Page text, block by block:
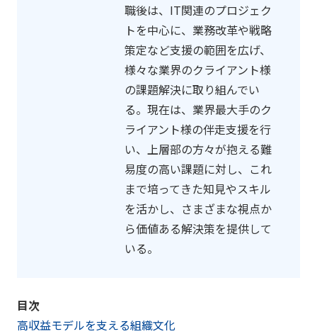
職後は、IT関連のプロジェク
トを中心に、業務改革や戦略
策定など支援の範囲を広げ、
様々な業界のクライアント様
の課題解決に取り組んでい
る。現在は、業界最大手のク
ライアント様の伴走支援を行
い、上層部の方々が抱える難
易度の高い課題に対し、これ
まで培ってきた知見やスキル
を活かし、さまざまな視点か
ら価値ある解決策を提供して
いる。
目次
高収益モデルを支える組織文化